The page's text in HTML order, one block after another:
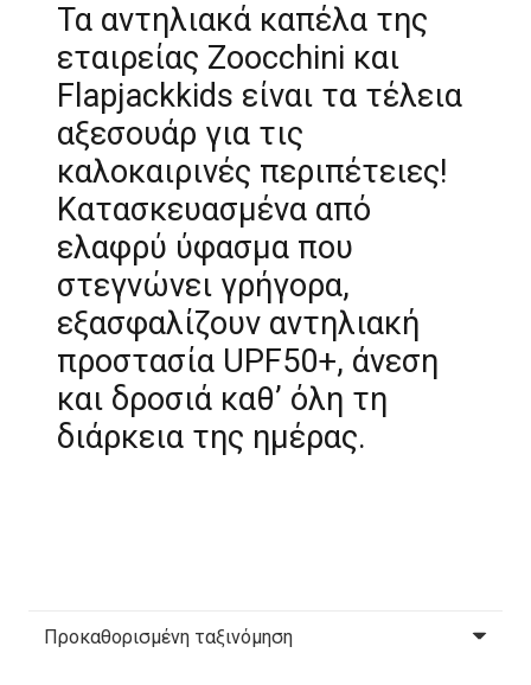
Τα αντηλιακά καπέλα της
εταιρείας Zoocchini και
Flapjackkids είναι τα τέλεια
αξεσουάρ για τις
καλοκαιρινές περιπέτειες!
Κατασκευασμένα από
ελαφρύ ύφασμα που
στεγνώνει γρήγορα,
εξασφαλίζουν αντηλιακή
προστασία UPF50+, άνεση
και δροσιά καθ’ όλη τη
διάρκεια της ημέρας.